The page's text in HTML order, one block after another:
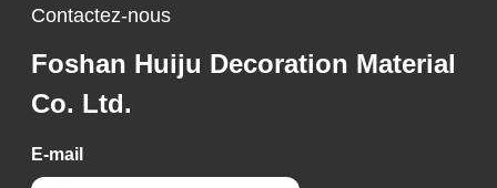
Contactez-nous
Foshan Huiju Decoration Material
Co. Ltd.
E-mail